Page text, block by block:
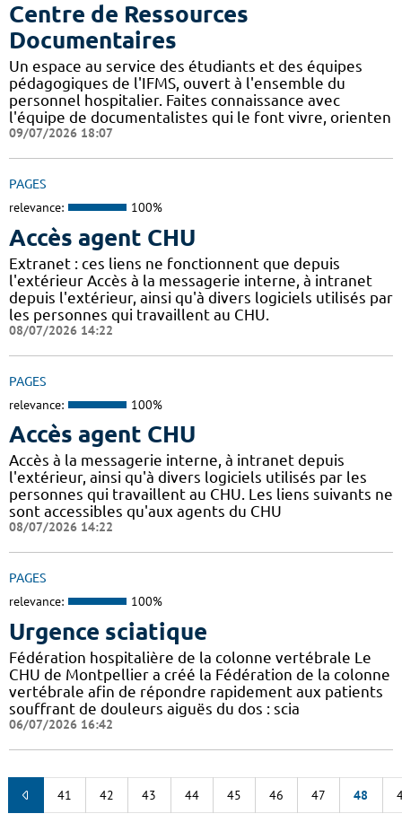
Centre de Ressources
Documentaires
Un espace au service des étudiants et des équipes
pédagogiques de l'IFMS, ouvert à l'ensemble du
personnel hospitalier. Faites connaissance avec
l'équipe de documentalistes qui le font vivre, orienten
09/07/2026 18:07
PAGES
relevance: 100%
Accès agent CHU
Extranet : ces liens ne fonctionnent que depuis
l'extérieur Accès à la messagerie interne, à intranet
depuis l'extérieur, ainsi qu'à divers logiciels utilisés par
les personnes qui travaillent au CHU.
08/07/2026 14:22
PAGES
relevance: 100%
Accès agent CHU
Accès à la messagerie interne, à intranet depuis
l'extérieur, ainsi qu'à divers logiciels utilisés par les
personnes qui travaillent au CHU. Les liens suivants ne
sont accessibles qu'aux agents du CHU
08/07/2026 14:22
PAGES
relevance: 100%
Urgence sciatique
Fédération hospitalière de la colonne vertébrale Le
CHU de Montpellier a créé la Fédération de la colonne
vertébrale afin de répondre rapidement aux patients
souffrant de douleurs aiguës du dos : scia
06/07/2026 16:42
41 42 43 44 45 46 47 48